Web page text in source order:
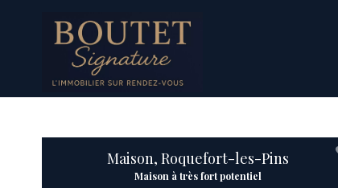
Maison, Roquefort-les-Pins
Maison à très fort potentiel